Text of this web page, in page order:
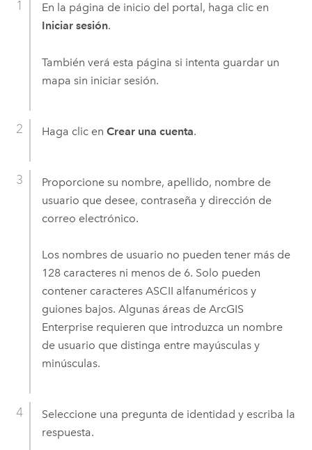
En la página de inicio del portal, haga clic en
Iniciar sesión.
También verá esta página si intenta guardar un
mapa sin iniciar sesión.
Haga clic en Crear una cuenta.
Proporcione su nombre, apellido, nombre de
usuario que desee, contraseña y dirección de
correo electrónico.
Los nombres de usuario no pueden tener más de
128 caracteres ni menos de 6. Solo pueden
contener caracteres ASCII alfanuméricos y
guiones bajos. Algunas áreas de ArcGIS
Enterpriserequieren que introduzca un nombre
de usuario que distinga entre mayúsculas y
minúsculas.
Seleccione una pregunta de identidad y escriba la
respuesta.